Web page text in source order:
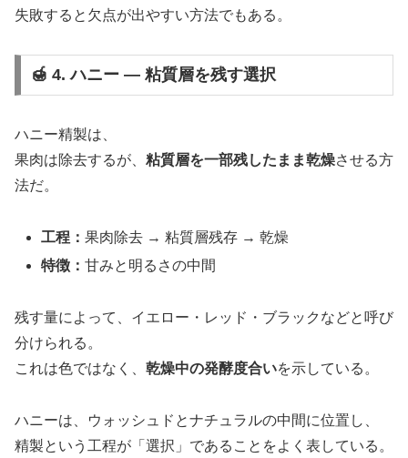
失敗すると欠点が出やすい方法でもある。
🍯 4. ハニー ― 粘質層を残す選択
ハニー精製は、
果肉は除去するが、 粘質層を一部残したまま乾燥させる方
法だ。
工程：果肉除去 → 粘質層残存 → 乾燥
特徴：甘みと明るさの中間
残す量によって、イエロー・レッド・ブラックなどと呼び
分けられる。
これは色ではなく、 乾燥中の発酵度合いを示している。
ハニーは、ウォッシュドとナチュラルの中間に位置し、
精製という工程が「選択」であることをよく表している。